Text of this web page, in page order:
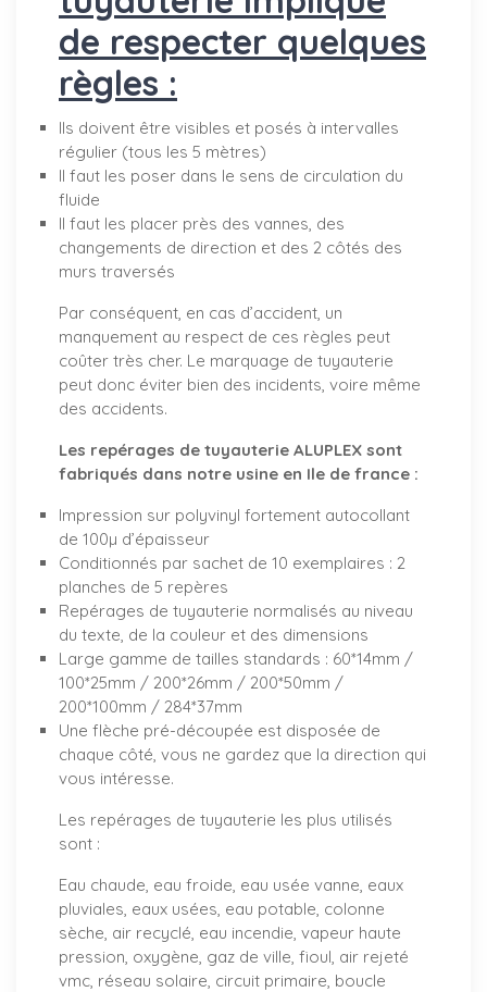
de respecter quelques
règles :
Ils doivent être visibles et posés à intervalles
régulier (tous les 5 mètres)
Il faut les poser dans le sens de circulation du
fluide
Il faut les placer près des vannes, des
changements de direction et des 2 côtés des
murs traversés
Par conséquent, en cas d’accident, un
manquement au respect de ces règles peut
coûter très cher. Le marquage de tuyauterie
peut donc éviter bien des incidents, voire même
des accidents.
Les repérages de tuyauterie ALUPLEX sont
fabriqués dans notre usine en Ile de france :
Impression sur polyvinyl fortement autocollant
de 100µ d’épaisseur
Conditionnés par sachet de 10 exemplaires : 2
planches de 5 repères
Repérages de tuyauterie normalisés au niveau
du texte, de la couleur et des dimensions
Large gamme de tailles standards : 60*14mm /
100*25mm / 200*26mm / 200*50mm /
200*100mm / 284*37mm
Une flèche pré-découpée est disposée de
chaque côté, vous ne gardez que la direction qui
vous intéresse.
Les repérages de tuyauterie les plus utilisés
sont :
Eau chaude, eau froide, eau usée vanne, eaux
pluviales, eaux usées, eau potable, colonne
sèche, air recyclé, eau incendie, vapeur haute
pression, oxygène, gaz de ville, fioul, air rejeté
vmc, réseau solaire, circuit primaire, boucle